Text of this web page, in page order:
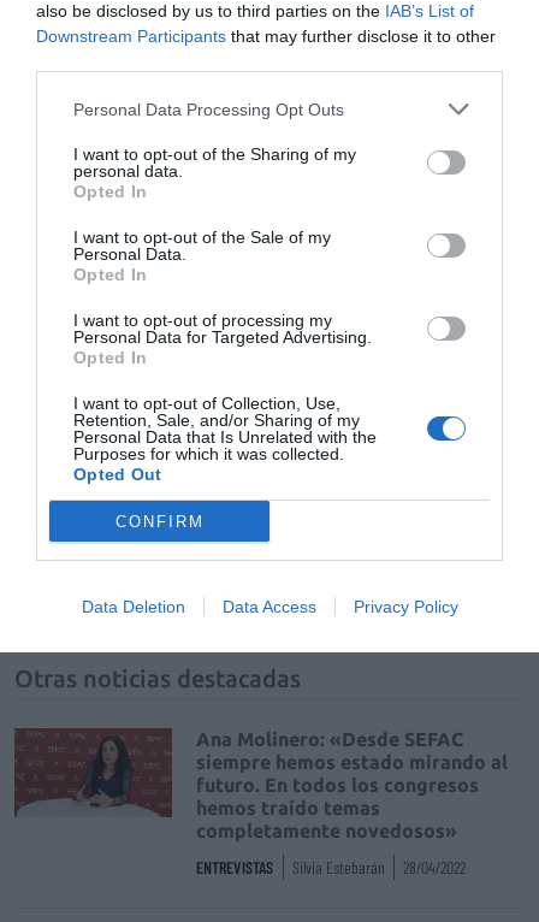
also be disclosed by us to third parties on the IAB’s List of
Downstream Participants that may further disclose it to other
Personal Data Processing Opt Outs
I want to opt-out of the Sharing of my
personal data.
Opted In
I want to opt-out of the Sale of my
Personal Data.
Opted In
I want to opt-out of processing my
Personal Data for Targeted Advertising.
Opted In
I want to opt-out of Collection, Use,
Retention, Sale, and/or Sharing of my
Personal Data that Is Unrelated with the
Purposes for which it was collected.
Opted Out
CONFIRM
Data Deletion Data Access Privacy Policy
De este modo, la población pudo acceder a servicios
insulinización e hipoglucemiantes;consejo nutricional;
salud pulmonar
(cesación tabáquica, manejo de
inhaladores); fotoprotección y educación sobre el uso
adecuado de medicamentos.
AñadirEl Farmacéutico
Mantente informado con las últimas noticias de actualidad.
ACTIVAR AHORA
IX Congreso Nacional de Farmacéuticos
Comunitarios
Otras noticias destacadas
Ana Molinero: «Desde SEFAC
siempre hemos estado mirando al
futuro. En todos los congresos
hemos traído temas
completamente novedosos»
ENTREVISTAS Silvia Estebarán 28/04/2022